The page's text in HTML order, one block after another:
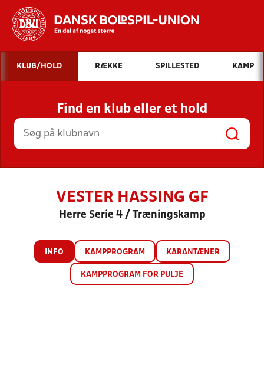
Hvad vil du søge efter?
INDHOLD OG NYHEDER
STILLINGER, RESULTATER, KLUBBER OG
HOLD
KLUB/HOLD RÆKKE SPILLESTED KAMP
Find en klub eller et hold
VESTER HASSING GF
Herre Serie 4 / Træningskamp
INFO KAMPPROGRAM KARANTÆNER
KAMPPROGRAM FOR PULJE